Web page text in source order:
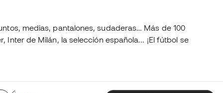
medias, pantalones, sudaderas… Más de 100
de Milán, la selección española... ¡El fútbol se